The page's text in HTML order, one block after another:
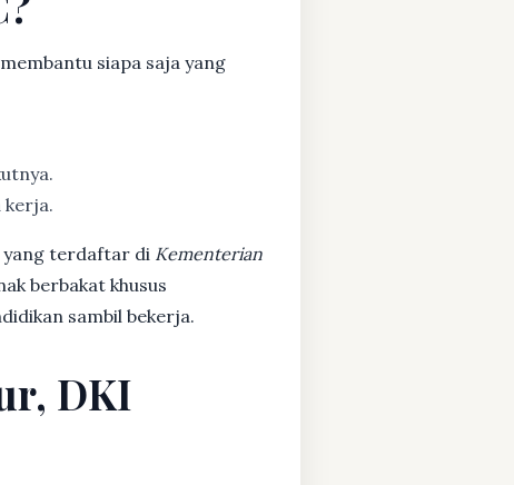
siapa saja yang
kerja.
yang terdaftar di Kementerian
berbakat khusus
sambil bekerja.
DKI